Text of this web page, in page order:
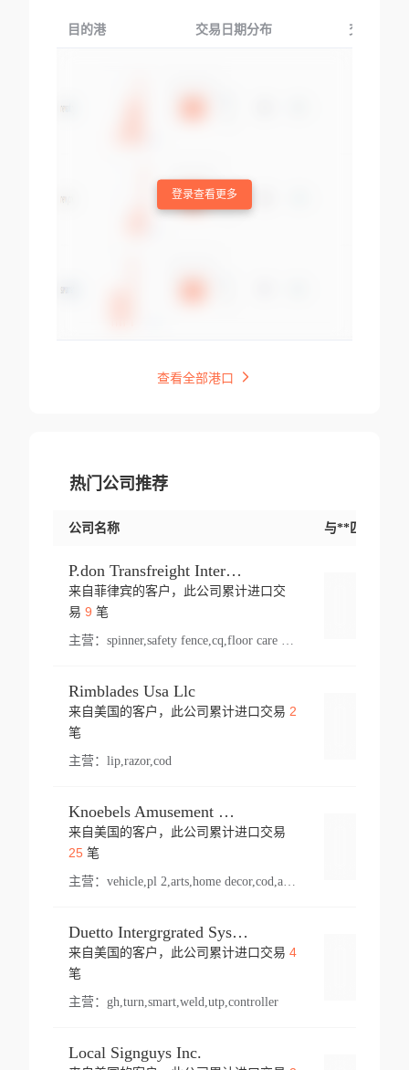
目的港 交易日期分布 交易产品
登录查看更多
查看全部港口
热门公司推荐
公司名称 与**匹配交易
P.don Transfreight International
来自菲律宾的客户，此公司累计进口交
易 9 笔
主营：
Rimblades Usa Llc
来自美国的客户，此公司累计进口交易 2
笔
主营： lip,razor,cod
Knoebels Amusement Resort
来自美国的客户，此公司累计进口交易
25笔
主营： vehicle,pl 2,arts,home decor,cod,amusement ride,sea
Duetto Intergrgrated Systems Inc.
来自美国的客户，此公司累计进口交易 4
笔
主营： gh,turn,smart,weld,utp,controller
Local Signguys Inc.